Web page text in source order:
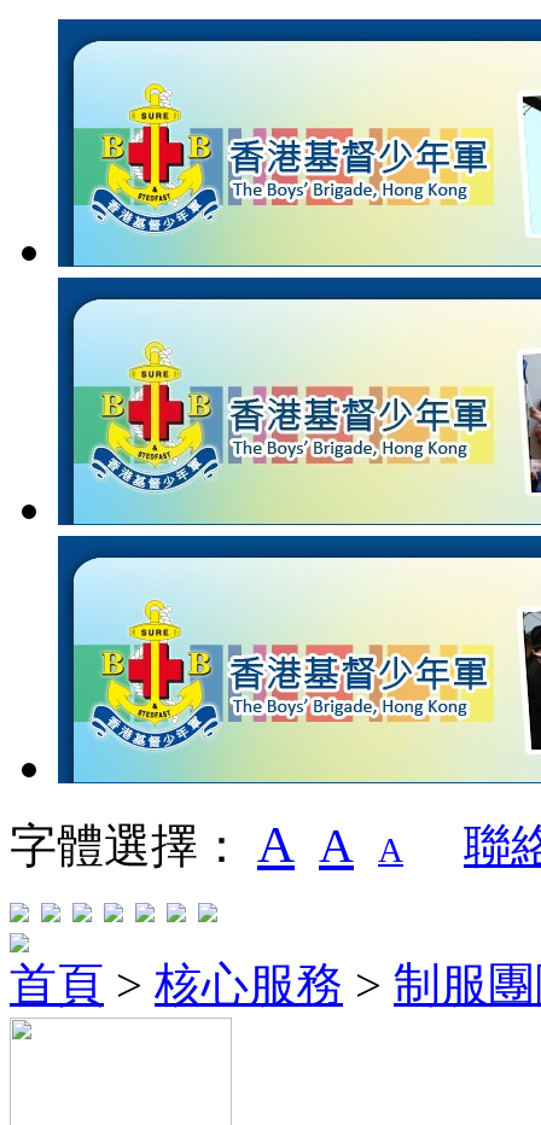
字體選擇： A A A 聯
首頁 > 核心服務 > 制服